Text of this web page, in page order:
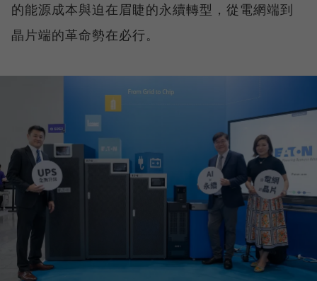
的能源成本與迫在眉睫的永續轉型，從電網端到
晶片端的革命勢在必行。